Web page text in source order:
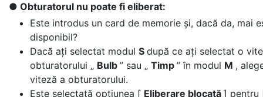
Obturatorul nu poate fi eliberat:
Este introdus un card de memorie și, dacă da, mai
disponibil?
Dacă ați selectat modul S după ce ați selectat o
obturatorului „ Bulb ” sau „ Timp ” în modul M ,
viteză a obturatorului.
Este selectată opțiunea [ Eliberare blocată ]